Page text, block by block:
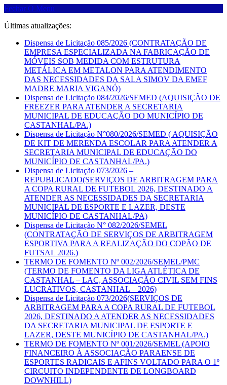
Fechar O Menu
Últimas atualizações:
Dispensa de Licitação 085/2026 (CONTRATAÇÃO DE
EMPRESA ESPECIALIZADA NA FABRICAÇÃO DE
MÓVEIS SOB MEDIDA COM ESTRUTURA
METÁLICA EM METALON PARA ATENDIMENTO
DAS NECESSIDADES DA SALA SIMOV DA EMEF
MADRE MARIA VIGANÓ)
Dispensa de Licitação 084/2026/SEMED (AQUISIÇÃO DE
FREEZER PARA ATENDER A SECRETARIA
MUNICIPAL DE EDUCAÇÃO DO MUNICÍPIO DE
CASTANHAL/PA.)
Dispensa de Licitação N°080/2026/SEMED ( AQUISIÇÃO
DE KIT DE MERENDA ESCOLAR PARA ATENDER A
SECRETARIA MUNICIPAL DE EDUCAÇÃO DO
MUNICÍPIO DE CASTANHAL/PA.)
Dispensa de Licitação 073/2026 –
REPUBLICADO(SERVIÇOS DE ARBITRAGEM PARA
A COPA RURAL DE FUTEBOL 2026, DESTINADO A
ATENDER AS NECESSIDADES DA SECRETARIA
MUNICIPAL DE ESPORTE E LAZER, DESTE
MUNICÍPIO DE CASTANHAL/PA)
Dispensa de Licitação N° 082/2026/SEMEL
(CONTRATAÇÃO DE SERVIÇOS DE ARBITRAGEM
ESPORTIVA PARA A REALIZAÇÃO DO COPÃO DE
FUTSAL 2026.)
TERMO DE FOMENTO Nº 002/2026/SEMEL/PMC
(TERMO DE FOMENTO DA LIGA ATLÉTICA DE
CASTANHAL – LAC, ASSOCIAÇÃO CIVIL SEM FINS
LUCRATIVOS, CASTANHAL – 2026)
Dispensa de Licitação 073/2026(SERVIÇOS DE
ARBITRAGEM PARA A COPA RURAL DE FUTEBOL
2026, DESTINADO A ATENDER AS NECESSIDADES
DA SECRETARIA MUNICIPAL DE ESPORTE E
LAZER, DESTE MUNICÍPIO DE CASTANHAL/PA.)
TERMO DE FOMENTO Nº 001/2026/SEMEL (APOIO
FINANCEIRO À ASSOCIAÇÃO PARAENSE DE
ESPORTES RADICAIS E AFINS VOLTADO PARA O 1º
CIRCUITO INDEPENDENTE DE LONGBOARD
DOWNHILL)